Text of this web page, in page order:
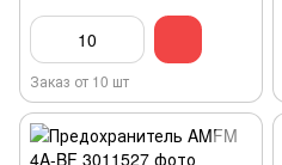
Заказ от 10 шт